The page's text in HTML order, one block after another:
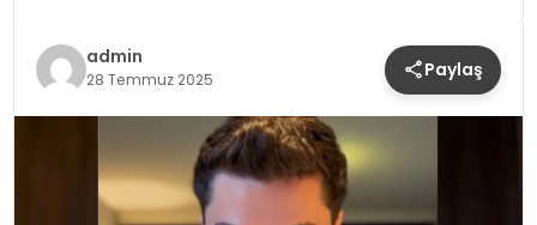
EKONOMI
SPOR
TEKNOLOJI
admin
28 Temmuz 2025 Paylaş